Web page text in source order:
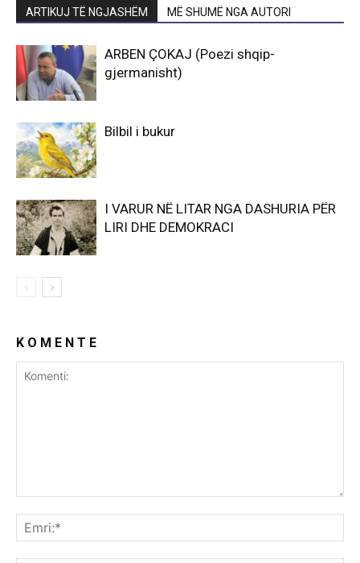
ARTIKUJ TË NGJASHËM MË SHUMË NGA AUTORI
ARBEN ÇOKAJ (Poezi shqip-
gjermanisht)
Bilbil i bukur
I VARUR NË LITAR NGA DASHURIA PËR
LIRI DHE DEMOKRACI
K O M E N T E